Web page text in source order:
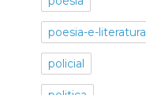
poesia-e-literatura
policial